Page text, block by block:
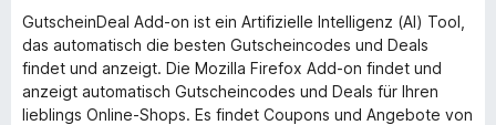
GutscheinDeal Add-on ist ein Artifizielle Intelligenz (AI) Tool,
das automatisch die besten Gutscheincodes und Deals
findet und anzeigt. Die Mozilla Firefox Add-on findet und
anzeigt automatisch Gutscheincodes und Deals für Ihren
lieblings Online-Shops. Es findet Coupons und Angebote von